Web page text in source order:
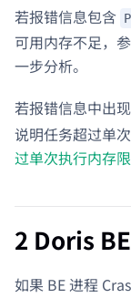
若报错信息包含
可用内存不足，
一步分析。
若报错信息中出现
说明任务超过单
过单次执行内存
2 Doris
如果 BE 进程